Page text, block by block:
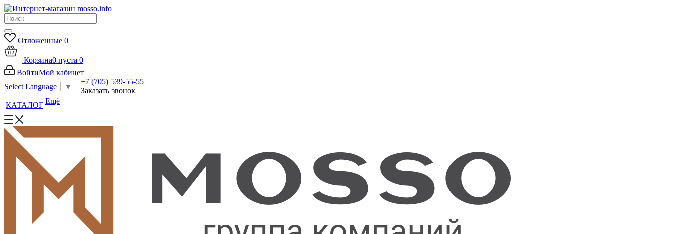
Отложенные 0
Корзина0 пуста 0
ВойтиМой кабинет
Select Language
▼
+7 (705) 539-55-55
Заказать звонок
КАТАЛОГ Ещё